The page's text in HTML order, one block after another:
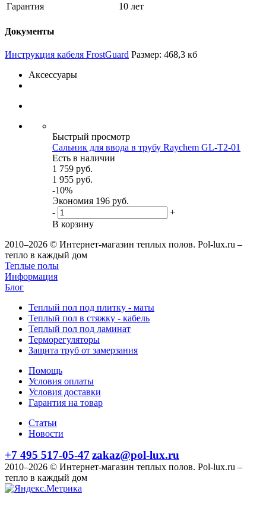
Гарантия
10 лет
Документы
Инструкция кабеля FrostGuard Размер: 468,3 кб
Аксессуары
Быстрый просмотр
Сальник для ввода в трубу Raychem GL-T2-01
Есть в наличии
1 759 руб.
1 955 руб.
-10%
Экономия 196 руб.
-
+
В корзину
2010–2026 © Интернет-магазин теплых полов. Pol-lux.ru –
тепло в каждый дом
Теплые полы
Информация
Блог
Теплый пол под плитку - маты
Теплый пол в стяжку - кабель
Теплый пол под ламинат
Терморегуляторы
Защита труб от замерзания
Помощь
Условия оплаты
Условия доставки
Гарантия на товар
Статьи
Новости
+7 495 517-05-47 zakaz@pol-lux.ru
2010–2026 © Интернет-магазин теплых полов. Pol-lux.ru –
тепло в каждый дом